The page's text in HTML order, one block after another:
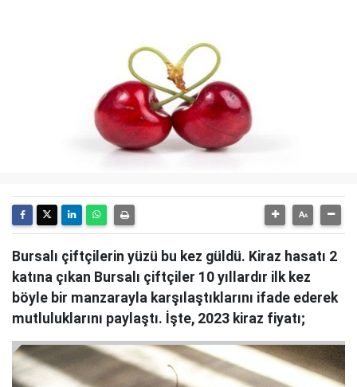
Bursalı çiftçilerin yüzü bu kez güldü. Kiraz hasatı 2
katına çıkan Bursalı çiftçiler 10 yıllardır ilk kez
böyle bir manzarayla karşılaştıklarını ifade ederek
mutluluklarını paylaştı. İşte, 2023 kiraz fiyatı;